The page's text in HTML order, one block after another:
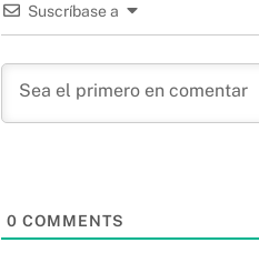
Suscríbase a
0 COMMENTS